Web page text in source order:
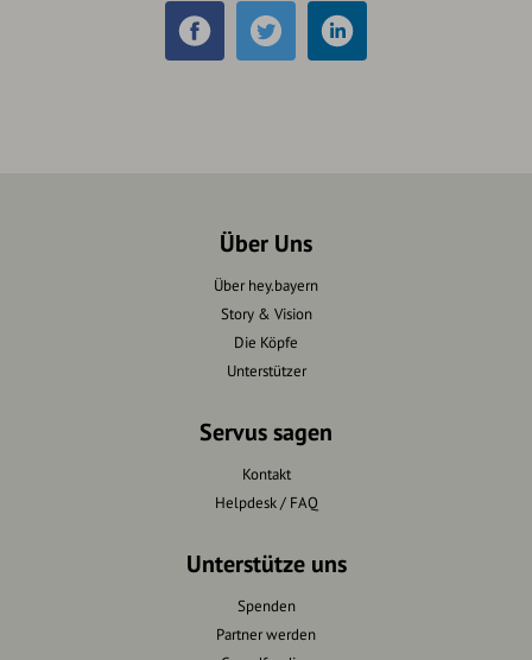
Über Uns
Über hey.bayern
Story & Vision
Die Köpfe
Unterstützer
Servus sagen
Kontakt
Helpdesk / FAQ
Unterstütze uns
Spenden
Partner werden